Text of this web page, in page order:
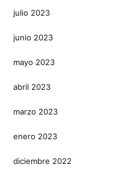
julio 2023
junio 2023
mayo 2023
abril 2023
marzo 2023
enero 2023
diciembre 2022